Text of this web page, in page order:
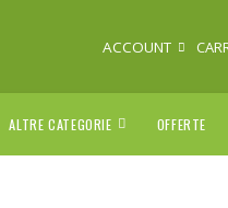
ACCOUNT
ALTRE CATEGORIE OFFERTE